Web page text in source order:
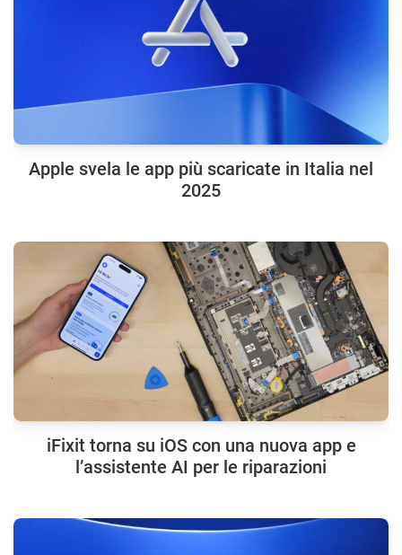
Apple svela le app più scaricate in Italia nel
2025
iFixit torna su iOS con una nuova app e
l’assistente AI per le riparazioni